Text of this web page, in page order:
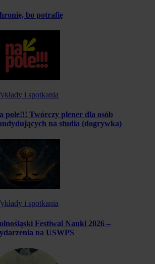
bo potrafię
i spotkania
pole!!! Twórczy plener dla osób
na studia (dogrywka)
i spotkania
Festiwal Nauki 2026 –
na USWPS